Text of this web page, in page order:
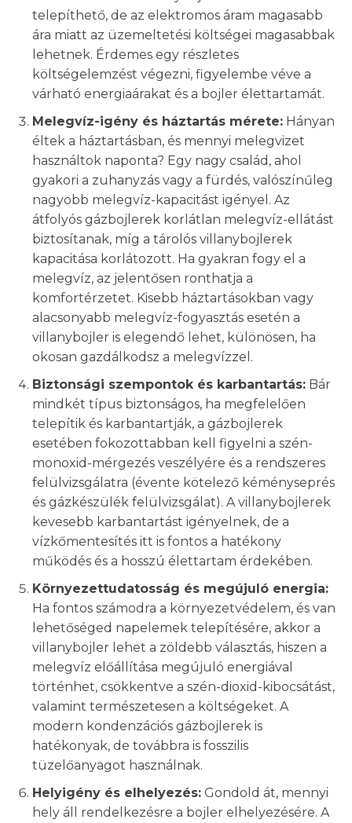
telepíthető, de az elektromos áram magasabb
ára miatt az üzemeltetési költségei magasabbak
lehetnek. Érdemes egy részletes
költségelemzést végezni, figyelembe véve a
várható energiaárakat és a bojler élettartamát.
Melegvíz-igény és háztartás mérete: Hányan
éltek a háztartásban, és mennyi melegvizet
használtok naponta? Egy nagy család, ahol
gyakori a zuhanyzás vagy a fürdés, valószínűleg
nagyobb melegvíz-kapacitást igényel. Az
átfolyós gázbojlerek korlátlan melegvíz-ellátást
biztosítanak, míg a tárolós villanybojlerek
kapacitása korlátozott. Ha gyakran fogy el a
melegvíz, az jelentősen ronthatja a
komfortérzetet. Kisebb háztartásokban vagy
alacsonyabb melegvíz-fogyasztás esetén a
villanybojler is elegendő lehet, különösen, ha
okosan gazdálkodsz a melegvízzel.
Biztonsági szempontok és karbantartás: Bár
mindkét típus biztonságos, ha megfelelően
telepítik és karbantartják, a gázbojlerek
esetében fokozottabban kell figyelni a szén-
monoxid-mérgezés veszélyére és a rendszeres
felülvizsgálatra (évente kötelező kéményseprés
és gázkészülék felülvizsgálat). A villanybojlerek
kevesebb karbantartást igényelnek, de a
vízkőmentesítés itt is fontos a hatékony
működés és a hosszú élettartam érdekében.
Környezettudatosság és megújuló energia:
Ha fontos számodra a környezetvédelem, és van
lehetőséged napelemek telepítésére, akkor a
villanybojler lehet a zöldebb választás, hiszen a
melegvíz előállítása megújuló energiával
történhet, csökkentve a szén-dioxid-kibocsátást,
valamint természetesen a költségeket. A
modern kondenzációs gázbojlerek is
hatékonyak, de továbbra is fosszilis
tüzelőanyagot használnak.
Helyigény és elhelyezés: Gondold át, mennyi
hely áll rendelkezésre a bojler elhelyezésére. A